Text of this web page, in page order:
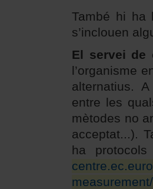
També hi
s’inclouen
El servei de
l’organisme
alternatius.
entre les
mètodes no
acceptat...).
ha